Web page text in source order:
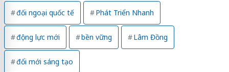
đối ngoại quốc tế Phát Triển Nhanh
động lực mới bền vững Lâm Đồng
đổi mới sáng tạo